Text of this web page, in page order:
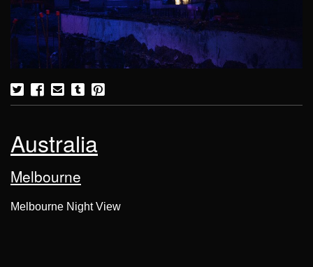
Australia
Melbourne
Melbourne Night View